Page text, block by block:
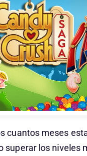
cuantos meses
superar los niveles